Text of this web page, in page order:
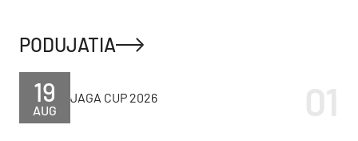
PODUJATIA
AUG
19 JAGA CUP 2026